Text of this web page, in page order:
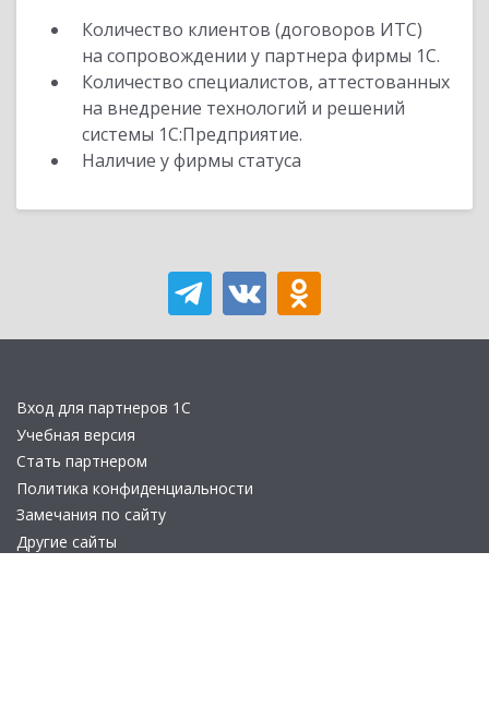
Количество клиентов (договоров ИТС)
на сопровождении у партнера фирмы 1С.
Количество специалистов, аттестованных
на внедрение технологий и решений
системы 1С:Предприятие.
Наличие у фирмы статуса
Вход для партнеров 1С
Учебная версия
Стать партнером
Политика конфиденциальности
Замечания по сайту
Другие сайты